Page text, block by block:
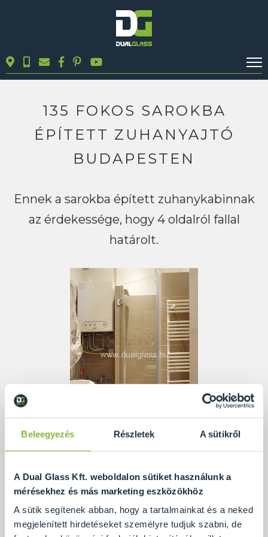
Beleegyezés Részletek A sütikről
A Dual Glass Kft. weboldalon sütiket használunk a
mérésekhez és más marketing eszközökhöz
A sütik segítenek abban, hogy a tartalmainkat és a neked
megjelenített hirdetéseket személyre tudjuk szabni, de
TERMÉKEK
Keresés
135 FOKOS SAROKBA
ÉPÍTETT ZUHANYAJTÓ
BUDAPESTEN
Ennek a sarokba épített zuhanykabinnak
az érdekessége, hogy 4 oldalról fallal
határolt.
Ennek a sarokba épített zuhanykabinnak az
érdekessége, hogy 4 oldalról fallal határolt.
Az ajtó a sarkon átlóban van elhelyezve úgy, hogy az